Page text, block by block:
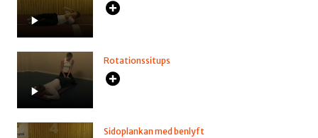
Rotationssitups
Sidoplankan med benlyft